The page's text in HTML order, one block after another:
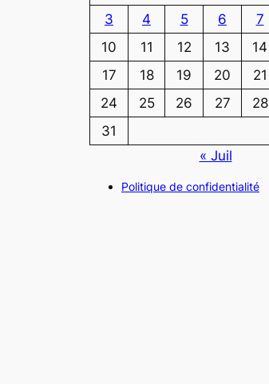
3
4 5 6 7
10
11 12 13 14
17
18 19 20 21
24
25 26 27 28
31
« Juil
Politique de confidentialité